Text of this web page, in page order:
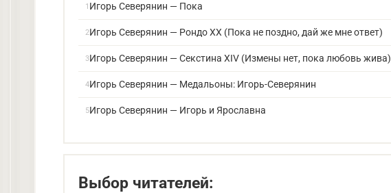
Игорь Северянин — Пока
Игорь Северянин — Рондо XX (Пока не поздно, дай же мне ответ)
Игорь Северянин — Секстина XIV (Измены нет, пока любовь жива)
Игорь Северянин — Медальоны: Игорь-Северянин
Игорь Северянин — Игорь и Ярославна
Выбор читателей: